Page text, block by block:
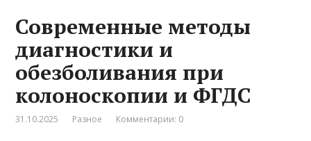
Современные методы
диагностики и
обезболивания при
колоноскопии и ФГДС
31.10.2025 Разное Комментарии: 0